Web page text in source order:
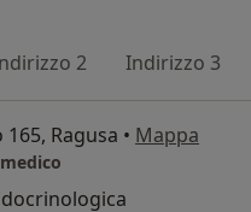
2 Indirizzo 3
Ragusa • Mappa